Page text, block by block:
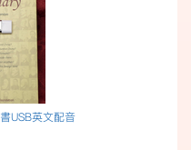
USB英文配音